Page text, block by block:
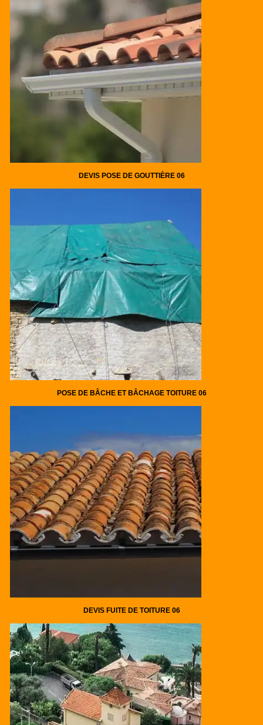
DEVIS POSE DE GOUTTIÈRE 06
POSE DE BÂCHE ET BÂCHAGE TOITURE 06
DEVIS FUITE DE TOITURE 06